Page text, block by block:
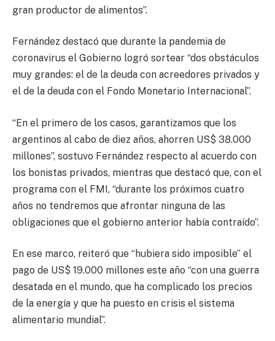
gran productor de alimentos”.
Fernández destacó que durante la pandemia de
coronavirus el Gobierno logró sortear “dos obstáculos
muy grandes: el de la deuda con acreedores privados y
el de la deuda con el Fondo Monetario Internacional”.
“En el primero de los casos, garantizamos que los
argentinos al cabo de diez años, ahorren US$ 38.000
millones”, sostuvo Fernández respecto al acuerdo con
los bonistas privados, mientras que destacó que, con el
programa con el FMI, “durante los próximos cuatro
años no tendremos que afrontar ninguna de las
obligaciones que el gobierno anterior había contraído”.
En ese marco, reiteró que “hubiera sido imposible” el
pago de US$ 19.000 millones este año “con una guerra
desatada en el mundo, que ha complicado los precios
de la energía y que ha puesto en crisis el sistema
alimentario mundial”.